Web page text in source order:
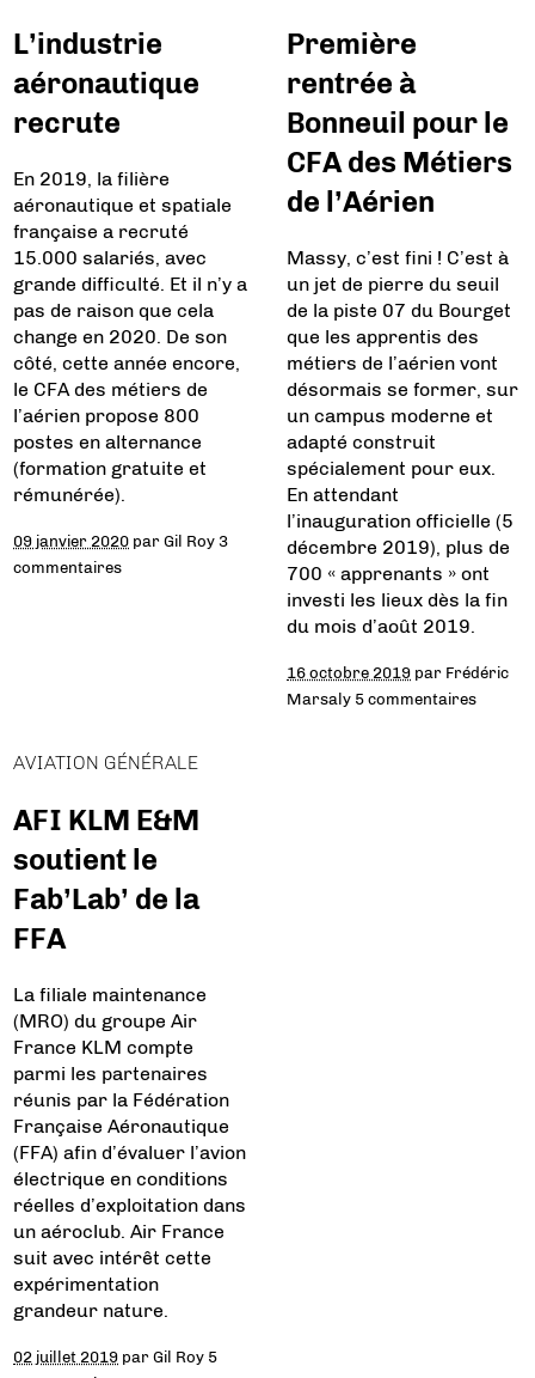
L’industrie
aéronautique
recrute
En 2019, la filière
aéronautique et spatiale
française a recruté
15.000 salariés, avec
grande difficulté. Et il n’y a
pas de raison que cela
change en 2020. De son
côté, cette année encore,
le CFA des métiers de
l’aérien propose 800
postes en alternance
(formation gratuite et
rémunérée).
09 janvier 2020 parGil Roy 3
commentaires
Première
rentrée à
Bonneuil pour le
CFA des Métiers
de l’Aérien
Massy, c’est fini ! C’est à
un jet de pierre du seuil
de la piste 07 du Bourget
que les apprentis des
métiers de l’aérien vont
désormais se former, sur
un campus moderne et
adapté construit
spécialement pour eux.
En attendant
l’inauguration officielle (5
décembre 2019), plus de
700 « apprenants » ont
investi les lieux dès la fin
du mois d’août 2019.
16 octobre 2019 par Frédéric
Marsaly 5 commentaires
AVIATION GÉNÉRALE
AFI KLM E&M
soutient le
Fab’Lab’ de la
FFA
La filiale maintenance
(MRO) du groupe Air
France KLM compte
parmi les partenaires
réunis par la Fédération
Française Aéronautique
(FFA) afin d’évaluer l’avion
électrique en conditions
réelles d’exploitation dans
un aéroclub. Air France
suit avec intérêt cette
expérimentation
grandeur nature.
02 juillet 2019 parGil Roy 5